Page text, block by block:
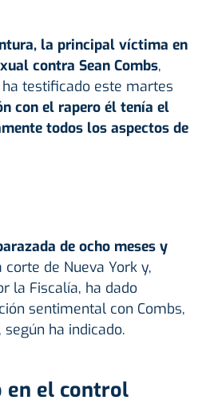
la principal víctima en
contra Sean Combs,
testificado este martes
con el rapero él tenía el
todos los aspectos de
de ocho meses y
de Nueva York y,
la Fiscalía, ha dado
sentimental con Combs,
según ha indicado.
en el control